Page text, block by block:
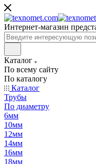
Интернет-магазин
Каталог
По всему сайту
По каталогу
Каталог
Трубы
По диаметру
6мм
10мм
12мм
14мм
16мм
18мм